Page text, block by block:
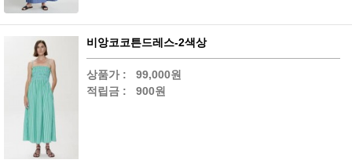
비앙코코튼드레스-2색상
상품가 :
99,000원
적립금 :
900원